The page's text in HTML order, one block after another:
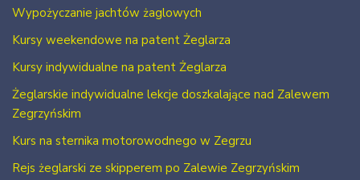
Wypożyczanie jachtów żaglowych
Kursy weekendowe na patent Żeglarza
Kursy indywidualne na patent Żeglarza
Żeglarskie indywidualne lekcje doszkalające nad Zalewem
Zegrzyńskim
Kurs na sternika motorowodnego w Zegrzu
Rejs żeglarski ze skipperem po Zalewie Zegrzyńskim